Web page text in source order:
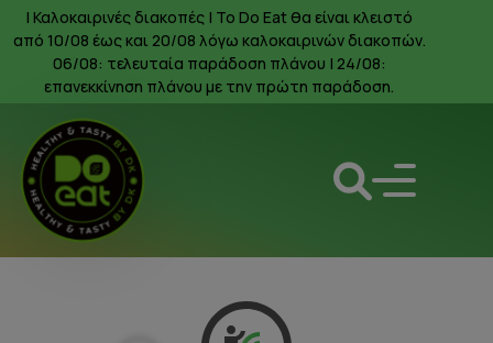
| Καλοκαιρινές διακοπές | To Do Eat θα είναι κλειστό
από 10/08 έως και 20/08 λόγω καλοκαιρινών διακοπών.
06/08: τελευταία παράδοση πλάνου | 24/08:
επανεκκίνηση πλάνου με την πρώτη παράδοση.